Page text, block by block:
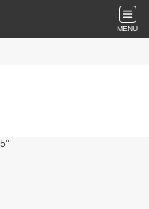
MENU